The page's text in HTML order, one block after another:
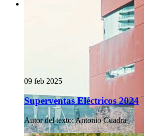
09 feb 2025
Superventas Eléctricos 2024
Autor del texto:Antonio Cuadra